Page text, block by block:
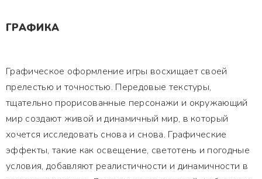
ГРАФИКА
Графическое оформление игры восхищает своей
прелестью и точностью. Передовые текстуры,
тщательно прорисованные персонажи и окружающий
мир создают живой и динамичный мир, в который
хочется исследовать снова и снова. Графические
эффекты, такие как освещение, светотень и погодные
условия, добавляют реалистичности и динамичности в